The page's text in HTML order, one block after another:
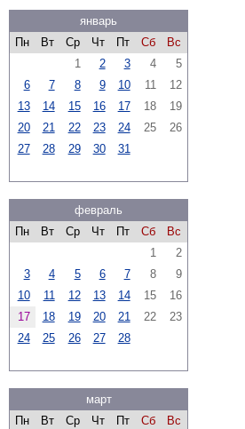
январь
Пн
Вт Ср Чт Пт Сб
Вс
1
2 3 4
5
6
7 8 9 10 11
12
13
14 15 16 17 18
19
20
21 22 23 24 25
26
27
28 29 30 31
февраль
Пн
Вт Ср Чт Пт Сб
Вс
1
2
3
4 5 6 7 8
9
10
11 12 13 14 15
16
17
18 19 20 21 22
23
24
25 26 27 28
март
Пн
Вт Ср Чт Пт Сб
Вс